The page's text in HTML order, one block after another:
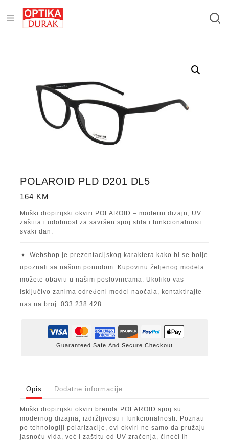
POLAROID PLD D201 DL5
164 KM
Muški dioptrijski okviri POLAROID – moderni dizajn, UV
zaštita i udobnost za savršen spoj stila i funkcionalnosti
svaki dan.
Webshop je prezentacijskog karaktera kako bi se bolje
upoznali sa našom ponudom. Kupovinu željenog modela
možete obaviti u našim poslovnicama. Ukoliko vas
isključivo zanima određeni model naočala, kontaktirajte
nas na broj: 033 238 428.
Guaranteed Safe And Secure Checkout
Opis Dodatne informacije
Muški dioptrijski okviri brenda POLAROID spoj su
modernog dizajna, izdržljivosti i funkcionalnosti. Poznati
po tehnologiji polarizacije, ovi okviri ne samo da pružaju
jasnoću vida, već i zaštitu od UV zračenja, čineći ih